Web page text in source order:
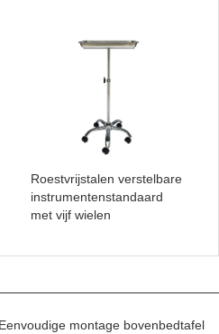
Roestvrijstalen verstelbare
instrumentenstandaard
met vijf wielen
Eenvoudige montage bovenbedtafel